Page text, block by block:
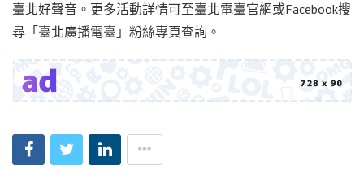
臺北好聲音。更多活動詳情可至臺北電臺官網或Facebook搜
尋「臺北廣播電臺」粉絲專頁查詢。